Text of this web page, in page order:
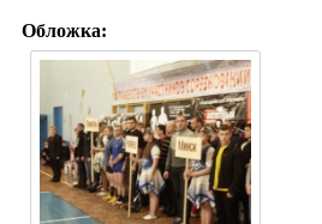
Обложка: